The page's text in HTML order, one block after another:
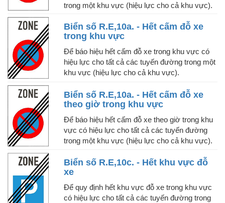
trong một khu vực (hiệu lực cho cả khu vực).
Biển số R.E,10a. - Hết cấm đỗ xe
trong khu vực
Để báo hiệu hết cấm đỗ xe trong khu vực có
hiệu lực cho tất cả các tuyến đường trong một
khu vực (hiệu lực cho cả khu vực).
Biển số R.E,10a. - Hết cấm đỗ xe
theo giờ trong khu vực
Để báo hiệu hết cấm đỗ xe theo giờ trong khu
vực có hiệu lực cho tất cả các tuyến đường
trong một khu vực (hiệu lực cho cả khu vực).
Biển số R.E,10c. - Hết khu vực đỗ
xe
Để quy định hết khu vực đỗ xe trong khu vực
có hiệu lực cho tất cả các tuyến đường trong